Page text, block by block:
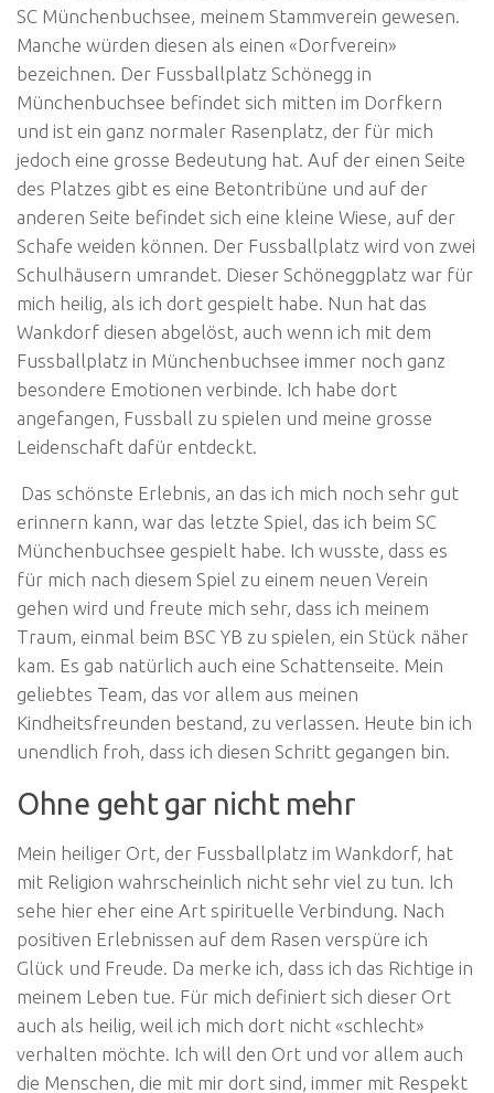
SC Münchenbuchsee, meinem Stammverein gewesen.
Manche würden diesen als einen «Dorfverein»
bezeichnen. Der Fussballplatz Schönegg in
Münchenbuchsee befindet sich mitten im Dorfkern
und ist ein ganz normaler Rasenplatz, der für mich
jedoch eine grosse Bedeutung hat. Auf der einen Seite
des Platzes gibt es eine Betontribüne und auf der
anderen Seite befindet sich eine kleine Wiese, auf der
Schafe weiden können. Der Fussballplatz wird von zwei
Schulhäusern umrandet. Dieser Schöneggplatz war für
mich heilig, als ich dort gespielt habe. Nun hat das
Wankdorf diesen abgelöst, auch wenn ich mit dem
Fussballplatz in Münchenbuchsee immer noch ganz
besondere Emotionen verbinde. Ich habe dort
angefangen, Fussball zu spielen und meine grosse
Leidenschaft dafür entdeckt.
Das schönste Erlebnis, an das ich mich noch sehr gut
erinnern kann, war das letzte Spiel, das ich beim SC
Münchenbuchsee gespielt habe. Ich wusste, dass es
für mich nach diesem Spiel zu einem neuen Verein
gehen wird und freute mich sehr, dass ich meinem
Traum, einmal beim BSC YB zu spielen, ein Stück näher
kam. Es gab natürlich auch eine Schattenseite. Mein
geliebtes Team, das vor allem aus meinen
Kindheitsfreunden bestand, zu verlassen. Heute bin ich
unendlich froh, dass ich diesen Schritt gegangen bin.
Ohne geht gar nicht mehr
Mein heiliger Ort, der Fussballplatz im Wankdorf, hat
mit Religion wahrscheinlich nicht sehr viel zu tun. Ich
sehe hier eher eine Art spirituelle Verbindung. Nach
positiven Erlebnissen auf dem Rasen verspüre ich
Glück und Freude. Da merke ich, dass ich das Richtige in
meinem Leben tue. Für mich definiert sich dieser Ort
auch als heilig, weil ich mich dort nicht «schlecht»
verhalten möchte. Ich will den Ort und vor allem auch
die Menschen, die mit mir dort sind, immer mit Respekt